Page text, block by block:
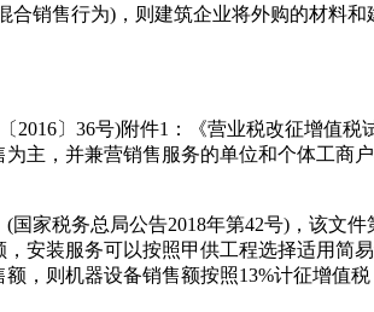
销售行为)，则建筑企业将外购的材料
〕36号)附件1：《营业税改征增值税
主，并兼营销售服务的单位和个体工商
税务总局公告2018年第42号)，该文
安装服务可以按照甲供工程选择适用简
，则机器设备销售额按照13%计征增值